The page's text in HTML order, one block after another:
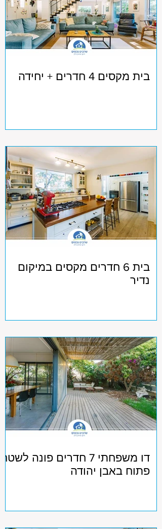
בית מקסים 4 חדרים + יחידה
בית 6 חדרים מקסים במיקום
נדיר
דו משפחתי 7 חדרים פונה לשטח
פתוח באבן יהודה